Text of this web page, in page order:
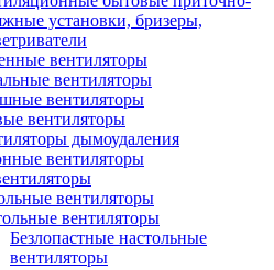
установки, бризеры,
вентиляторы
вентиляторы
вентиляторы
вентиляторы
дымоудаления
вентиляторы
вентиляторы
вентиляторы
Безлопастные настольные
вентиляторы